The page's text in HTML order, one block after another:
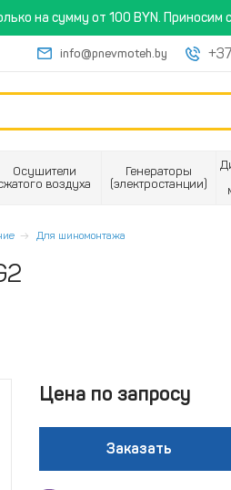
на сумму от 100 BYN. Приносим
info@pnevmoteh.by
Осушители
воздуха
Генераторы
(электростанции)
Для шиномонтажа
Цена по запросу
Заказать